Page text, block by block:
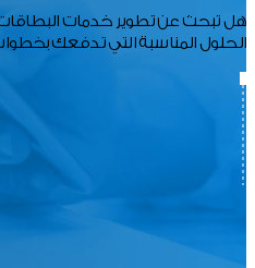
هل تبحث عن تطوير خدمات البطاقات
الحلول المناسبة التي تدفعك بخطوات